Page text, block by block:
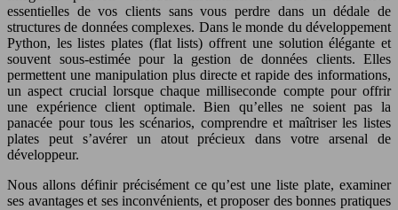
essentielles de vos clients sans vous perdre dans un dédale de
structures de données complexes. Dans le monde du développement
Python, les listes plates (flat lists) offrent une solution élégante et
souvent sous-estimée pour la gestion de données clients. Elles
permettent une manipulation plus directe et rapide des informations,
un aspect crucial lorsque chaque milliseconde compte pour offrir
une expérience client optimale. Bien qu’elles ne soient pas la
panacée pour tous les scénarios, comprendre et maîtriser les listes
plates peut s’avérer un atout précieux dans votre arsenal de
développeur.
Nous allons définir précisément ce qu’est une liste plate, examiner
ses avantages et ses inconvénients, et proposer des bonnes pratiques